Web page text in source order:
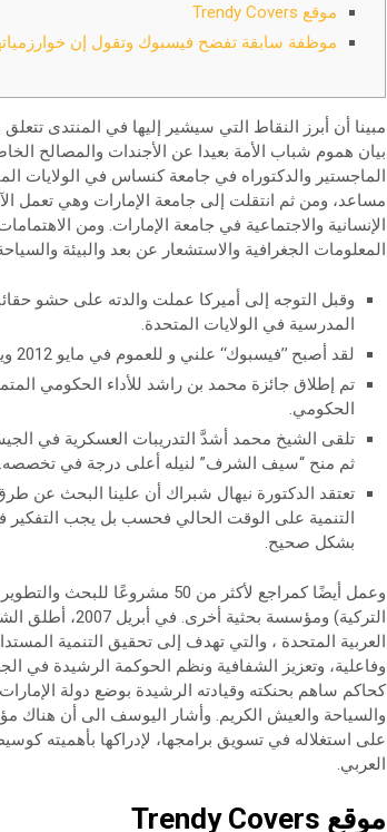
موقع Trendy Covers
موظفة سابقة تفضح فيسبوك وتقول إن
مبينا أن أبرز النقاط التي سيشير إليها في المنتدى
بيان هموم شباب الأمة بعيدا عن الأجندات والمصالح
الماجستير والدكتوراه في جامعة كنساس في الولايات
مساعد، ومن ثم انتقلت إلى جامعة الإمارات وهي تعمل
الإنسانية والاجتماعية في جامعة الإمارات. ومن
المعلومات الجغرافية والاستشعار عن بعد والبيئة
وقبل التوجه إلى أميركا عملت والدته على حشو
المدرسية في الولايات المتحدة.
لقد أصبح ’’فيسبوك‘‘ علني و للعموم في مايو 2012 ويمتلك ’’زوكربيرج‘‘ حوالي 15٪ من الأسهم.
الحكومي.
تلقى الشيخ محمد أشدَّ التدريبات العسكرية في
ثم منح “سيف الشرف” لنيله أعلى درجة في تخصصه.
تعتقد الدكتورة نيهال شبراك أن علينا البحث عن طرق
التنمية على الوقت الحالي فحسب بل يجب التفكير
بشكل صحيح.
وعمل أيضًا كمراجع لأكثر من 50
التركية) ومؤسسة
العربية المتحدة ، والتي تهدف إلى تحقيق التنمية
وفاعلية، وتعزيز الشفافية ونظم الحوكمة الرشيدة في
كحاكم ساهم بحنكته وقيادته الرشيدة بوضع دولة
والسياحة والعيش الكريم. وأشار اليوسف الى أن
على استغلاله في تسويق برامجها، لإدراكها بأهميته
العربي.
موقع Trendy Covers